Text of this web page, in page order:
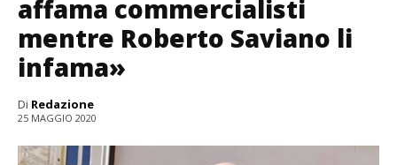
affama commercialisti
mentre Roberto Saviano li
infama»
Di Redazione
25 MAGGIO 2020